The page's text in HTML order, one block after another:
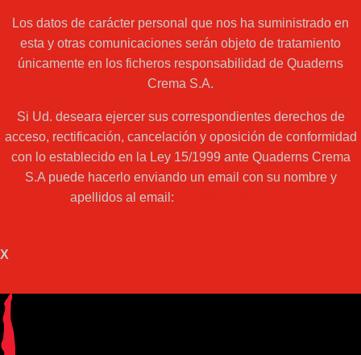
Los datos de carácter personal que nos ha suministrado en
esta y otras comunicaciones serán objeto de tratamiento
únicamente en los ficheros responsabilidad de Quaderns
Crema S.A.
Si Ud. deseara ejercer sus correspondientes derechos de
acceso, rectificación, cancelación y oposición de conformidad
con lo establecido en la Ley 15/1999 ante Quaderns Crema
S.A puede hacerlo enviando un email con su nombre y
apellidos al email:
X